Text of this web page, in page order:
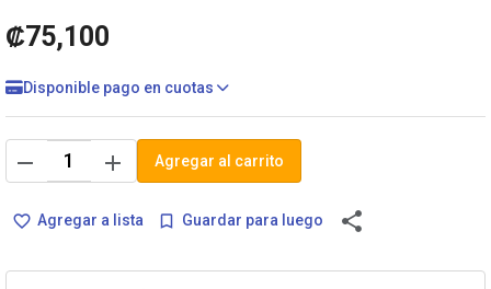
₡75,100
Disponible pago en cuotas
remove add Agregar al carrito
favorite_border Agregar a lista bookmark_border Guardar para luego share